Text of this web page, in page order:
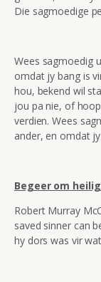
Die sagmoedige
Wees sagmoedig
omdat jy bang is
hou, bekend wil
jou pa nie, of
verdien. Wees
ander, en omdat
Begeer om
Robert Murray
saved sinner can
hy dors was vir